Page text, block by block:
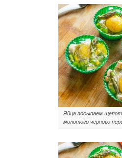
Яйца посыпаем
молотого черного